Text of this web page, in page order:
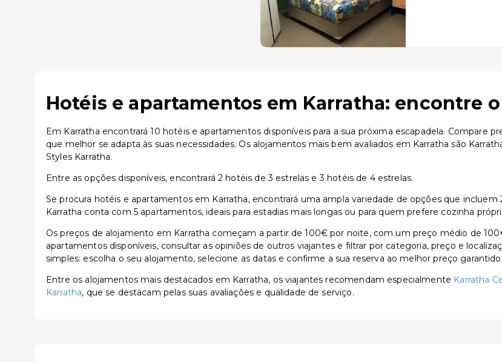
Hotéis e apartamentos em Karratha: encontre
Em Karratha encontrará 10 hotéis e apartamentos disponíveis para a sua próxima escapadela. Compare
que melhor se adapta às suas necessidades. Os alojamentos mais bem avaliados em Karratha são
Styles Karratha.
Entre as opções disponíveis, encontrará 2 hotéis de 3 estrelas e 3 hotéis de 4 estrelas.
Se procura hotéis e apartamentos em Karratha, encontrará uma ampla variedade de opções que
Karratha conta com 5 apartamentos, ideais para estadias mais longas ou para quem prefere cozinha
Os preços de alojamento em Karratha começam a partir de 100€ por noite, com um preço médio de
apartamentos disponíveis, consultar as opiniões de outros viajantes e filtrar por categoria, preço e
simples: escolha o seu alojamento, selecione as datas e confirme a sua reserva ao melhor preço garantido.
Entre os alojamentos mais destacados em Karratha, os viajantes recomendam especialmente Karratha
Karratha, que se destacam pelas suas avaliações e qualidade de serviço.